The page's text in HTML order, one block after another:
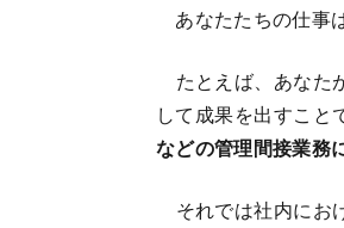
あなたたちの仕事は
たとえば、あなた
して成果を出すこと
などの管理間接業務
それでは社内にお